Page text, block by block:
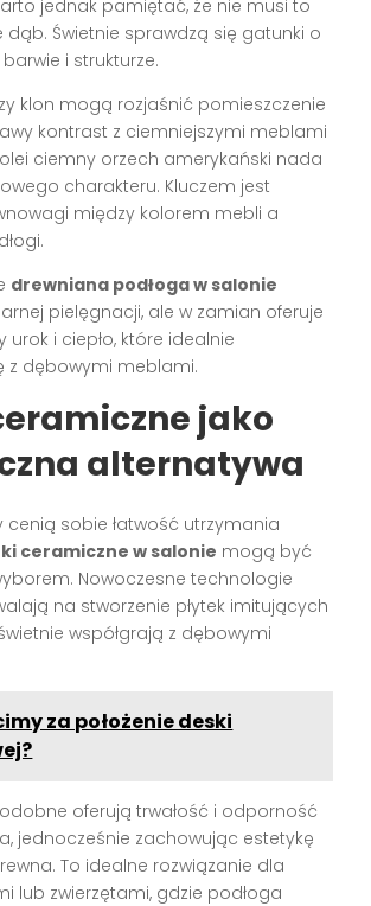
jednak pamiętać, że nie musi to
dąb. Świetnie sprawdzą się gatunki o
i strukturze.
klon mogą rozjaśnić pomieszczenie
kontrast z ciemniejszymi meblami
ciemny orzech amerykański nada
charakteru. Kluczem jest
między kolorem mebli a
drewniana podłoga w salonie
pielęgnacji, ale w zamian oferuje
urok i ciepło, które idealnie
z dębowymi meblami.
jako
alternatywa
cenią sobie łatwość utrzymania
ceramiczne w salonie mogą być
Nowoczesne technologie
na stworzenie płytek imitujących
współgrają z dębowymi
za położenie deski
oferują trwałość i odporność
jednocześnie zachowując estetykę
To idealne rozwiązanie dla
lub zwierzętami, gdzie podłoga